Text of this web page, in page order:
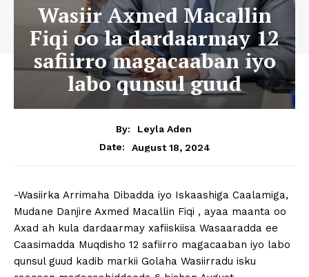
Wasiir Axmed Macallin
Fiqi oo la dardaarmay 12
safiirro magacaaban iyo
labo qunsul guud
By:
Leyla Aden
Date:
August 18, 2024
-Wasiirka Arrimaha Dibadda iyo Iskaashiga Caalamiga,
Mudane Danjire Axmed Macallin Fiqi , ayaa maanta oo
Axad ah kula dardaarmay xafiiskiisa Wasaaradda ee
Caasimadda Muqdisho 12 safiirro magacaaban iyo labo
qunsul guud kadib markii Golaha Wasiirradu isku